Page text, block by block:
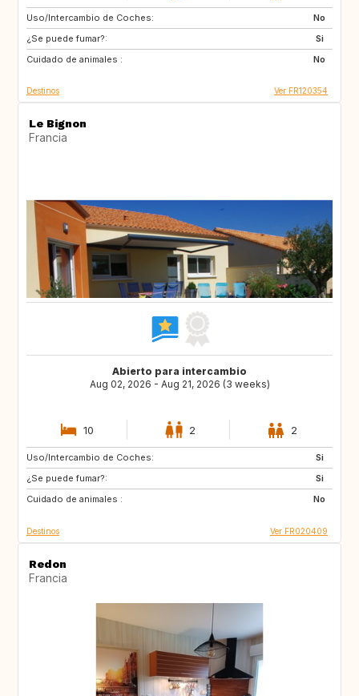
Uso/Intercambio de Coches:
No
¿Se puede fumar?:
Si
Cuidado de animales :
No
ES
IT
SI
Destinos Ver FR120354
Le Bignon
Francia
Abierto para intercambio
Aug 02, 2026 - Aug 21, 2026 (3 weeks)
10 2 2
Uso/Intercambio de Coches:
Si
¿Se puede fumar?:
Si
Cuidado de animales :
No
IT
PT
TR
Destinos Ver FR020409
Redon
Francia